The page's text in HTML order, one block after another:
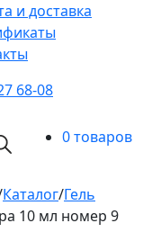
и доставка
68-08
0 товаров
Каталог/Гель
10 мл номер 9